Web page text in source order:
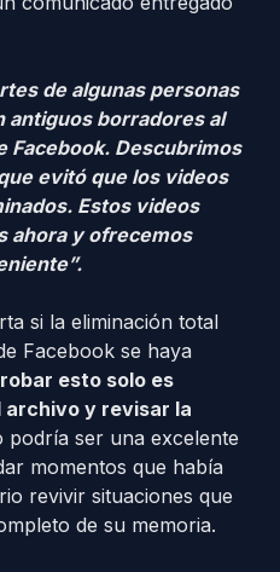
de algunas personas
antiguos borradores al
Facebook. Descubrimos
evitó que los videos
Estos videos
ahora y ofrecemos
si la eliminación total
Facebook se haya
esto solo es
y revisar la
podría ser una excelente
momentos que había
revivir situaciones que
de su memoria.